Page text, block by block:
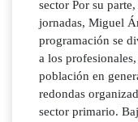
sector Por su
jornadas, Miguel
programación se
a los
población en
redondas
sector primario.